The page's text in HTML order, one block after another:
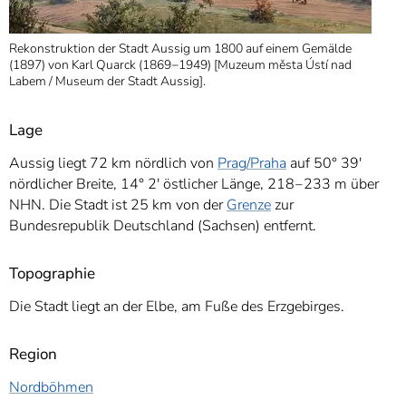
Rekonstruktion der Stadt Aussig um 1800 auf einem Gemälde
(1897) von Karl Quarck (1869−1949) [Muzeum města Ústí nad
Labem / Museum der Stadt Aussig].
Lage
Aussig liegt 72 km nördlich von Prag/Praha auf 50° 39′
nördlicher Breite, 14° 2′ östlicher Länge, 218‒233 m über
NHN. Die Stadt ist 25 km von derGrenze zur
Bundesrepublik Deutschland (Sachsen) entfernt.
Topographie
Die Stadt liegt an der Elbe, am Fuße des Erzgebirges.
Region
Nordböhmen